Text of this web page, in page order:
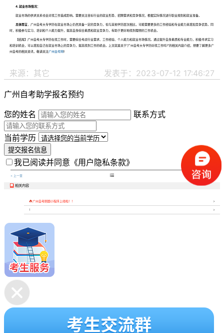
4. 就业市场情况：
就业市场的供求关系也会对找工作造成影响。需要关注目标行业的就业形势、招聘需求和竞争情况，根据实际情况进行职业规划和就业准备。
总体而言，广州自考大专学历在就业市场上仍然具备一定的竞争力，但与其他学历层次相比，可能需要更多的工作经验和专业能力来增加竞争优势。同
时，积极参与实习、培训和个人能力提升，提高自身综合素质和就业竞争力，有助于更好地找到理想的工作机会。
【结尾】广州自考大专学历在找工作时，需要综合考虑行业需求、工作经验、个人能力和就业市场情况。通过提升自身素质和专业能力，积极寻求实习
和培训机会，可以增加自己在就业市场上的竞争力，提高找到工作的机会。上文就是关于“广州自考大专学历好找工作吗?”的相关内容介绍，想要了解更多广
州自考的相关资讯，敬请关注广州自考网!
来源：其它 发表于：2023-07-12 17:46:27
广州自考助学报名预约
您的姓名
联系方式
当前学历
提交报名信息
我已阅读并同意 《用户隐私条款》
< 上一章  下一章 >
 相关内容
广州自考刷题小程序上线啦！！
1